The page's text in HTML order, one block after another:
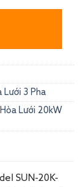
Lưới 3 Pha
Lưới 20kW
SUN-20K-